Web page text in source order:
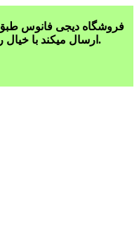
فروشگاه دیجی فانوس
ارسال میکند با خیال راحت سفارش خود را ثبت کنید.